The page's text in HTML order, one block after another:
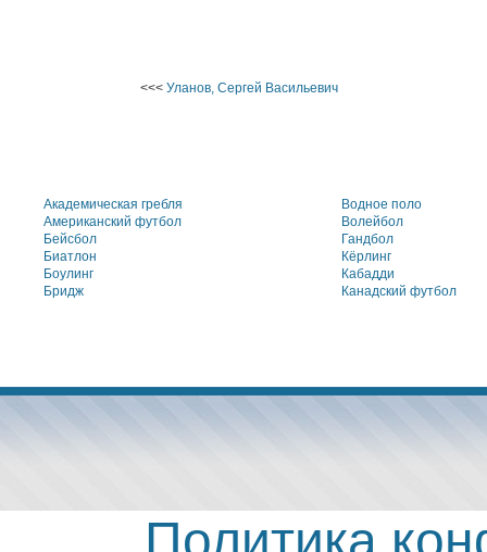
<<< Уланов, Сергей Васильевич
Академическая гребля
Американский футбол
Бейсбол
Биатлон
Боулинг
Бридж
Водное поло
Волейбол
Гандбол
Кёрлинг
Кабадди
Канадский футбол